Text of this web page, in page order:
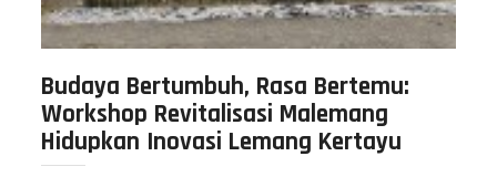
Budaya Bertumbuh, Rasa Bertemu:
Workshop Revitalisasi Malemang
Hidupkan Inovasi Lemang Kertayu